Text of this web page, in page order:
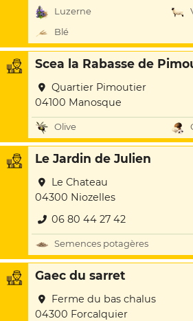
Luzerne
Blé
Scea la Rabasse de
Quartier Pimoutier
04100 Manosque
Olive
Le Jardin de Julien
Le Chateau
04300 Niozelles
06 80 44 27 42
Semences potagères
Gaec du sarret
Ferme du bas chalus
04300 Forcalquier